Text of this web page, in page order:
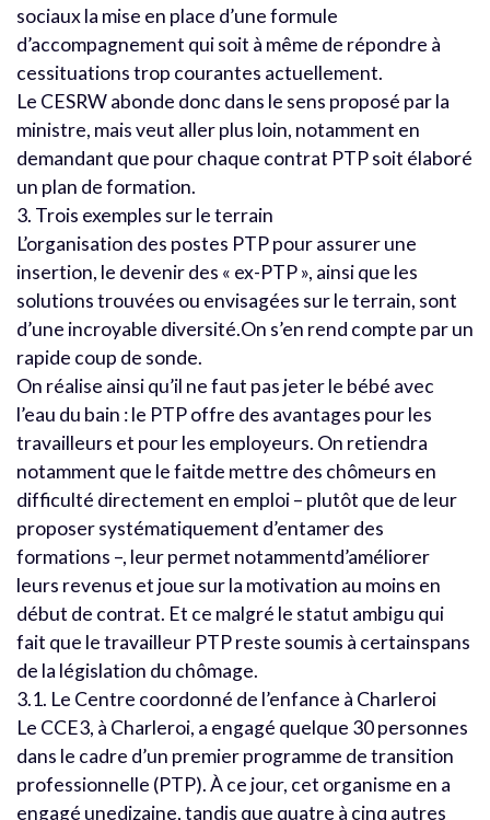
sociaux la mise en place d’une formule
d’accompagnement qui soit à même de répondre à
cessituations trop courantes actuellement.
Le CESRW abonde donc dans le sens proposé par la
ministre, mais veut aller plus loin, notamment en
demandant que pour chaque contrat PTP soit élaboré
un plan de formation.
3. Trois exemples sur le terrain
L’organisation des postes PTP pour assurer une
insertion, le devenir des « ex-PTP », ainsi que les
solutions trouvées ou envisagées sur le terrain, sont
d’une incroyable diversité.On s’en rend compte par un
rapide coup de sonde.
On réalise ainsi qu’il ne faut pas jeter le bébé avec
l’eau du bain : le PTP offre des avantages pour les
travailleurs et pour les employeurs. On retiendra
notamment que le faitde mettre des chômeurs en
difficulté directement en emploi – plutôt que de leur
proposer systématiquement d’entamer des
formations –, leur permet notammentd’améliorer
leurs revenus et joue sur la motivation au moins en
début de contrat. Et ce malgré le statut ambigu qui
fait que le travailleur PTP reste soumis à certainspans
de la législation du chômage.
3.1. Le Centre coordonné de l’enfance à Charleroi
Le CCE3, à Charleroi, a engagé quelque 30 personnes
dans le cadre d’un premier programme de transition
professionnelle (PTP). À ce jour, cet organisme en a
engagé unedizaine, tandis que quatre à cinq autres